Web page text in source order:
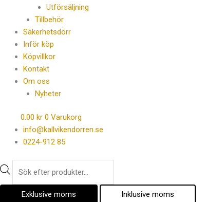
Utförsäljning
Tillbehör
Säkerhetsdörr
Inför köp
Köpvillkor
Kontakt
Om oss
Nyheter
0.00 kr 0 Varukorg
info@kallvikendorren.se
0224-912 85
Exklusive moms Inklusive moms